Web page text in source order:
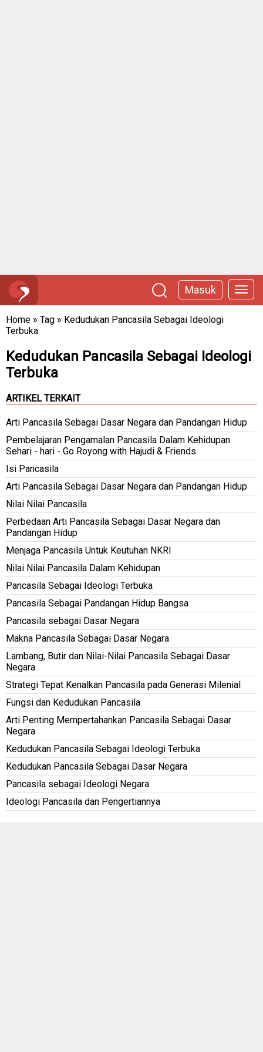
Masuk
Home » Tag » Kedudukan Pancasila Sebagai Ideologi
Terbuka
Kedudukan Pancasila Sebagai Ideologi
Terbuka
ARTIKEL TERKAIT
Arti Pancasila Sebagai Dasar Negara dan Pandangan Hidup
Pembelajaran Pengamalan Pancasila Dalam Kehidupan
Sehari - hari - Go Royong with Hajudi & Friends
Isi Pancasila
Arti Pancasila Sebagai Dasar Negara dan Pandangan Hidup
Nilai Nilai Pancasila
Perbedaan Arti Pancasila Sebagai Dasar Negara dan
Pandangan Hidup
Menjaga Pancasila Untuk Keutuhan NKRI
Nilai Nilai Pancasila Dalam Kehidupan
Pancasila Sebagai Ideologi Terbuka
Pancasila Sebagai Pandangan Hidup Bangsa
Pancasila sebagai Dasar Negara
Makna Pancasila Sebagai Dasar Negara
Lambang, Butir dan Nilai-Nilai Pancasila Sebagai Dasar
Negara
Strategi Tepat Kenalkan Pancasila pada Generasi Milenial
Fungsi dan Kedudukan Pancasila
Arti Penting Mempertahankan Pancasila Sebagai Dasar
Negara
Kedudukan Pancasila Sebagai Ideologi Terbuka
Kedudukan Pancasila Sebagai Dasar Negara
Pancasila sebagai Ideologi Negara
Ideologi Pancasila dan Pengertiannya